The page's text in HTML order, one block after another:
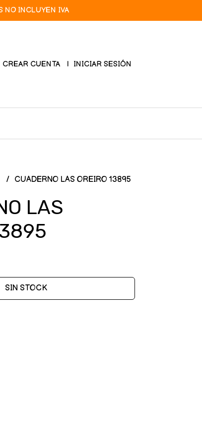
NO INCLUYEN IVA
CREAR CUENTA INICIAR SESIÓN
CUADERNO LAS OREIRO 13895
LAS
SIN STOCK